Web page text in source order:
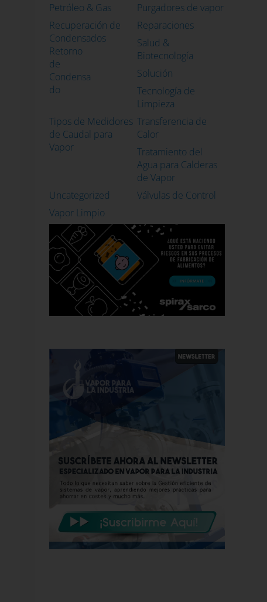
Petróleo & Gas
Purgadores de vapor
Recuperación de
Condensados
Retorno
de
Condensa
do
Reparaciones
Salud &
Biotecnología
Solución
Tecnología de
Limpieza
Tipos de Medidores
de Caudal para
Vapor
Transferencia de
Calor
Tratamiento del
Agua para Calderas
de Vapor
Uncategorized
Válvulas de Control
Vapor Limpio